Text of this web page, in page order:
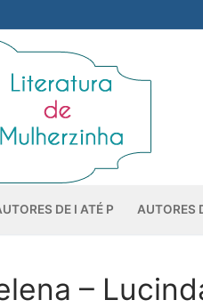
DE I ATÉ P AUTORES
–